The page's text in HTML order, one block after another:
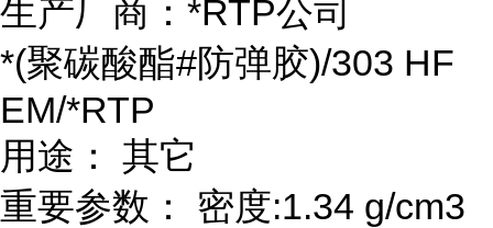
生产厂商：*RTP公司
*(聚碳酸酯#防弹胶)/303 HF
EM/*RTP
用途： 其它
重要参数： 密度:1.34 g/cm3